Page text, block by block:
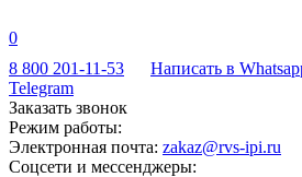
0
8 800 201-11-53
Написать в
Telegram
Заказать звонок
Режим работы:
Электронная почта: zakaz@rvs-ipi.ru
Соцсети и мессенджеры: